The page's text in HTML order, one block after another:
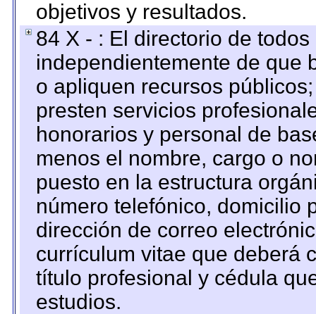
objetivos y resultados.
84 X - : El directorio de
independientemente de que
o apliquen recursos
presten servicios
honorarios y personal de
menos el nombre, cargo o
puesto en la estructura
número telefónico, domicilio
dirección de correo
currículum vitae que deberá
título profesional y cédula
estudios.